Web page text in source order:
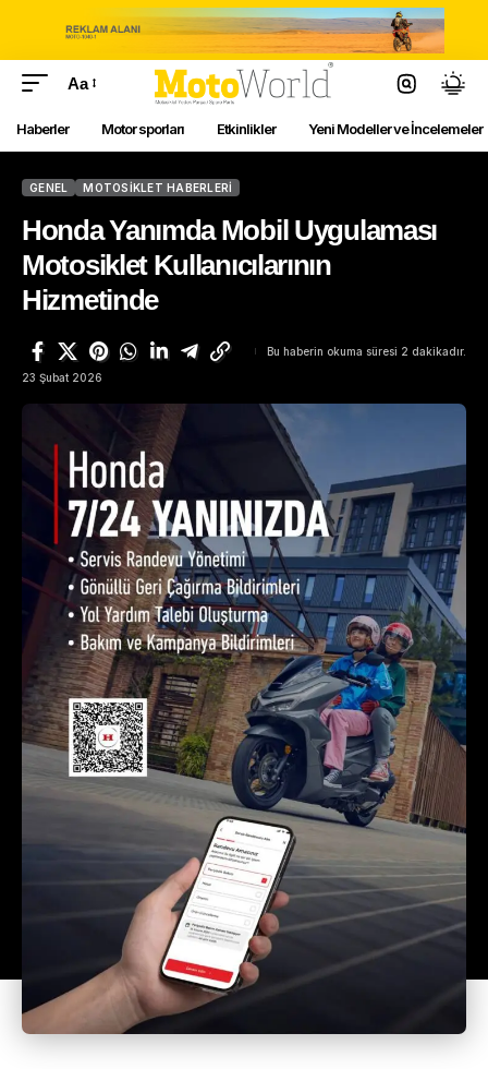
Aa
Haberler Motor sporları Etkinlikler Yeni Modeller ve İncelemeler
GENEL MOTOSIKLET HABERLERI
Honda Yanımda Mobil Uygulaması
Motosiklet Kullanıcılarının
Hizmetinde
23 Şubat 2026
Bu haberin okuma süresi 2 dakikadır.